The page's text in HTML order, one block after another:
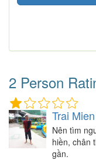
2 Person
Trai
Nên tìm
hiền, chân
gần.